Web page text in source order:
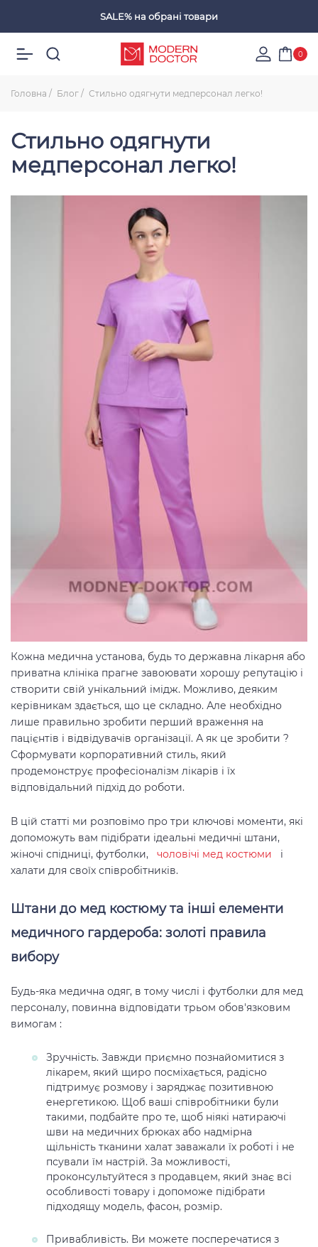
SALE% на обрані товари
0
Головна Блог Стильно одягнути медперсонал легко!
Стильно одягнути
медперсонал легко!
Кожна медична установа, будь то державна лікарня або
приватна клініка прагне завоювати хорошу репутацію і
створити свій унікальний імідж. Можливо, деяким
керівникам здається, що це складно. Але необхідно
лише правильно зробити перший враження на
пацієнтів і відвідувачів організації. А як це зробити ?
Сформувати корпоративний стиль, який
продемонструє професіоналізм лікарів і їх
відповідальний підхід до роботи.
В цій статті ми розповімо про три ключові моменти, які
допоможуть вам підібрати ідеальні медичні штани,
жіночі спідниці, футболки, чоловічі мед костюми і
халати для своїх співробітників.
Штани до мед костюму та інші елементи
медичного гардероба: золоті правила
вибору
Будь-яка медична одяг, в тому числі і футболки для мед
персоналу, повинна відповідати трьом обов'язковим
вимогам :
Зручність. Завжди приємно познайомитися з
лікарем, який щиро посміхається, радісно
підтримує розмову і заряджає позитивною
енергетикою. Щоб ваші співробітники були
такими, подбайте про те, щоб ніякі натираючі
шви на медичних брюках або надмірна
щільність тканини халат заважали їх роботі і не
псували їм настрій. За можливості,
проконсультуйтеся з продавцем, який знає всі
особливості товару і допоможе підібрати
підходящу модель, фасон, розмір.
Привабливість. Ви можете посперечатися з
Обрані товари